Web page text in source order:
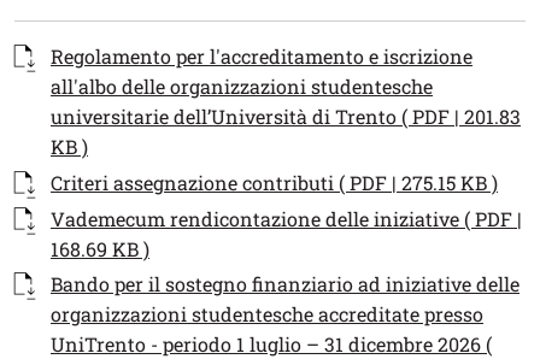
Documenti
Documento
Regolamento per l'accreditamento e iscrizione
all'albo delle organizzazioni studentesche
universitarie dell’Università di Trento ( PDF | 201.83
KB )Apri il link in una nuova finestra
Documento
Criteri assegnazione contributi ( PDF | 275.15 KB )
Documento
Vademecum rendicontazione delle iniziative ( PDF |
168.69 KB )Apri il link in una nuova finestra
Documento
Bando per il sostegno finanziario ad iniziative delle
organizzazioni studentesche accreditate presso
UniTrento - periodo 1 luglio – 31 dicembre 2026 (